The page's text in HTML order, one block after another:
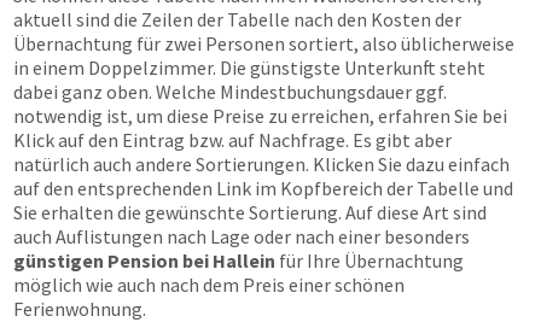
aktuell sind die Zeilen der Tabelle nach den Kosten der
Übernachtung für zwei Personen sortiert, also üblicherweise
in einem Doppelzimmer. Die günstigste Unterkunft steht
dabei ganz oben. Welche Mindestbuchungsdauer ggf.
notwendig ist, um diese Preise zu erreichen, erfahren Sie bei
Klick auf den Eintrag bzw. auf Nachfrage. Es gibt aber
natürlich auch andere Sortierungen. Klicken Sie dazu einfach
auf den entsprechenden Link im Kopfbereich der Tabelle und
Sie erhalten die gewünschte Sortierung. Auf diese Art sind
auch Auflistungen nach Lage oder nach einer besonders
günstigen Pension bei Hallein für Ihre Übernachtung
möglich wie auch nach dem Preis einer schönen
Ferienwohnung.